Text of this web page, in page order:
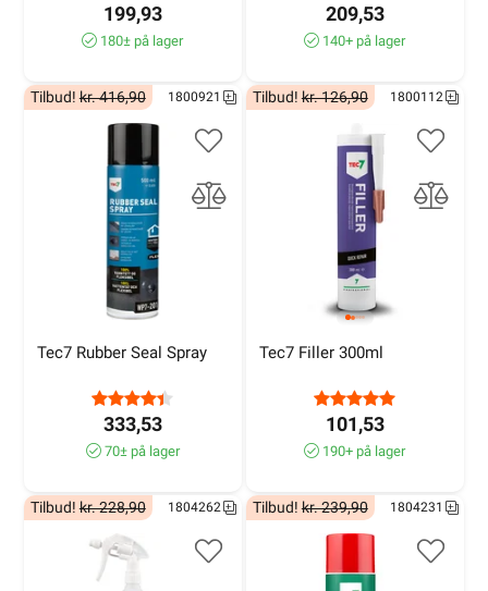
199,93
180± på lager
209,53
140+ på lager
Tec7 Rubber Seal Spray
333,53
1800921
Tilbud!kr. 416,90
70± på lager
Tec7 Filler 300ml
101,53
1800112
Tilbud!kr. 126,90
190+ på lager
1804262
Tilbud!kr. 228,90 1804231
Tilbud!kr. 239,90